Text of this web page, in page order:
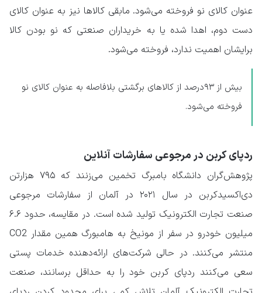
عنوان کالای نو فروخته می‌شود. مابقی کالاها نیز به عنوان کالای
دست دوم، اهدا شده یا به خریداران صنعتی که نو بودن کالا
برایشان اهمیت ندارد، فروخته می‌شود.
بیش از ۹۳درصد از کالاهای برگشتی بلافاصله به عنوان کالای نو
فروخته می‌شود.
ردپای کربن در مرجوعی سفارشات آنلاین
پژوهش‌گران دانشگاه بامبرگ تخمین می‌زنند که ۷۹۵ هزارتن
دی‌اکسید‌کربن در سال ۲۰۲۱ در آلمان از سفارشات مرجوعی
صنعت تجارت الکترونیک تولید شده است. در مقایسه، حدود ۶.۶
میلیون خودرو در سفر از مونیخ به هامبورگ همین مقدار CO2
منتشر می‌کنند. در حالی شرکت‌های ارائه‌دهنده خدمات پستی
سعی می‌کنند ردپای کربن خود را به حداقل برسانند، صنعت